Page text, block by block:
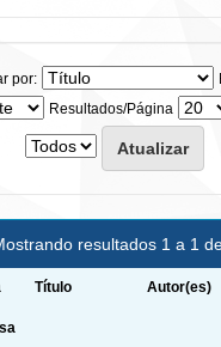
por:
Resultados/Página
resultados 1 a 1
Título Autor(es)